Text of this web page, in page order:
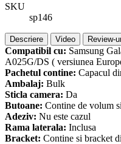
SKU
sp146
Descriere Video Review-
Compatibil cu: Samsung
A025G/DS ( versiunea
Pachetul contine: Capacul
Ambalaj: Bulk
Sticla camera: Da
Butoane: Contine de volum
Adeziv: Nu este cazul
Rama laterala: Inclusa
Bracket: Contine si bracket